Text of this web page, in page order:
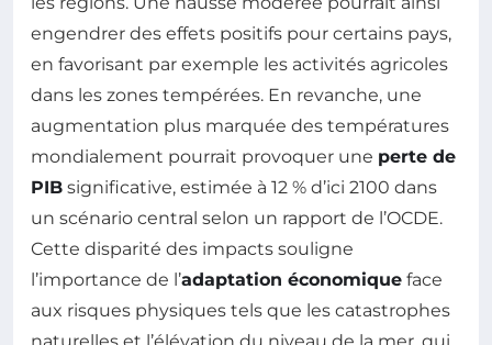
engendrer des effets positifs pour certains pays,
en favorisant par exemple les activités agricoles
dans les zones tempérées. En revanche, une
augmentation plus marquée des températures
mondialement pourrait provoquer une perte de
PIB significative, estimée à 12 % d’ici 2100 dans
un scénario central selon un rapport de l’OCDE.
Cette disparité des impacts souligne
l’importance de l’adaptation économique face
aux risques physiques tels que les catastrophes